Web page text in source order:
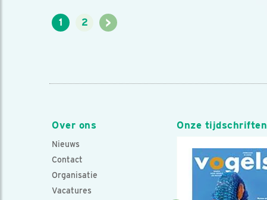
1 2 >
Over ons
Nieuws
Contact
Organisatie
Vacatures
Onze tijdschriften